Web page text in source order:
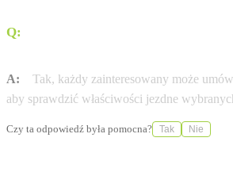
Q:
A:
Tak, każdy zainteresowany może
aby sprawdzić właściwości jezdne
Czy ta odpowiedź była pomocna? Tak Nie